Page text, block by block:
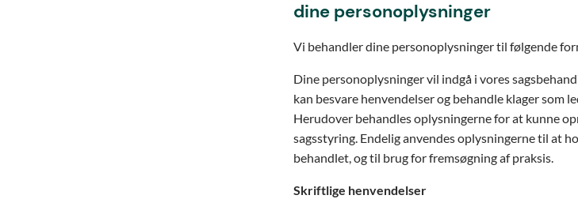
dine personoplysninger
Vi behandler dine personoplysninger til følgende
Dine personoplysninger vil indgå i vores
kan besvare henvendelser og behandle klager som
Herudover behandles oplysningerne for at kunne
sagsstyring. Endelig anvendes oplysningerne til at
behandlet, og til brug for fremsøgning af praksis.
Skriftlige henvendelser